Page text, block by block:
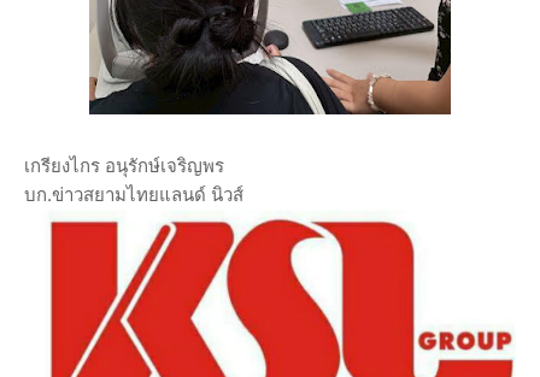
เกรียงไกร อนุรักษ์เจริญพร
บก.ข่าวสยามไทยแลนด์ นิวส์